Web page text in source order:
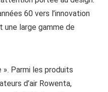
60 vers l’innovation
une large gamme de
Parmi les produits
d’air Rowenta,